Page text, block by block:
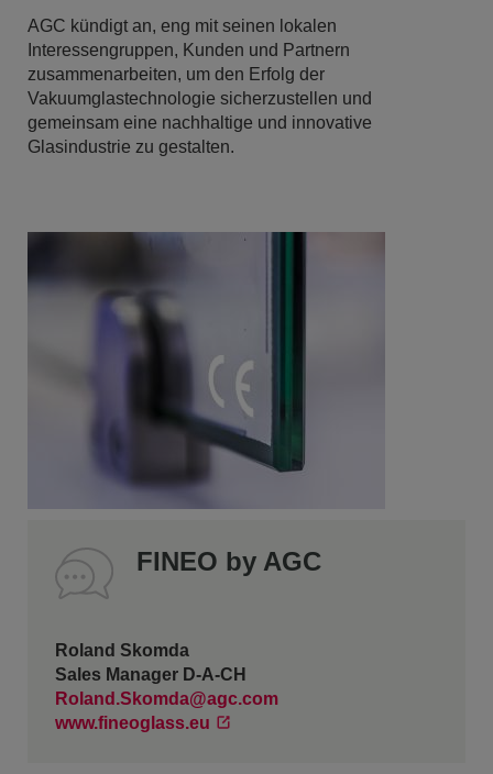
AGC kündigt an, eng mit seinen lokalen
Interessengruppen, Kunden und Partnern
zusammenarbeiten, um den Erfolg der
Vakuumglastechnologie sicherzustellen und
gemeinsam eine nachhaltige und innovative
Glasindustrie zu gestalten.
FINEO by AGC
Roland Skomda
Sales Manager D-A-CH
Roland.Skomda@agc.com
www.fineoglass.eu